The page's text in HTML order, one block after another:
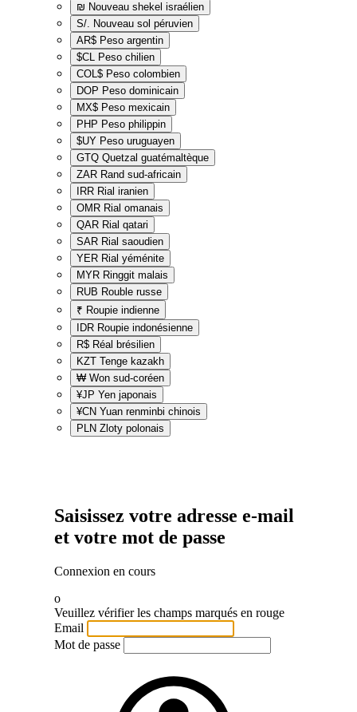
₪ Nouveau shekel israélien
S/. Nouveau sol péruvien
AR$ Peso argentin
$CL Peso chilien
COL$ Peso colombien
DOP Peso dominicain
MX$ Peso mexicain
PHP Peso philippin
$UY Peso uruguayen
GTQ Quetzal guatémaltèque
ZAR Rand sud-africain
IRR Rial iranien
OMR Rial omanais
QAR Rial qatari
SAR Rial saoudien
YER Rial yéménite
MYR Ringgit malais
RUB Rouble russe
₹ Roupie indienne
IDR Roupie indonésienne
R$ Réal brésilien
KZT Tenge kazakh
₩ Won sud-coréen
¥JP Yen japonais
¥CN Yuan renminbi chinois
PLN Zloty polonais
Saisissez votre adresse e-mail
et votre mot de passe
Connexion en cours
o
Veuillez vérifier les champs marqués en rouge
Email
Mot de passe